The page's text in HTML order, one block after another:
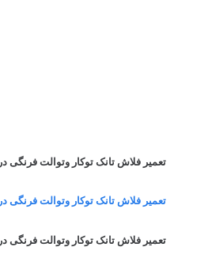
تعمیر فلاش تانک توکار وتوالت فرنگی
تعمیر فلاش تانک توکار وتوالت فرنگی
تعمیر فلاش تانک توکار وتوالت